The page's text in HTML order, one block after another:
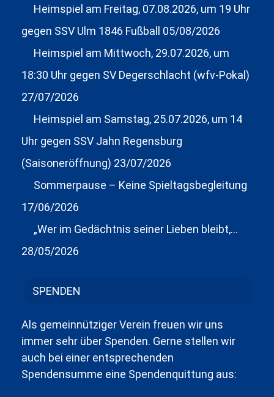
Heimspiel am Freitag, 07.08.2026, um 19 Uhr
gegen SSV Ulm 1846 Fußball
05/08/2026
Heimspiel am Mittwoch, 29.07.2026, um
18:30 Uhr gegen SV Degerschlacht (wfv-Pokal)
27/07/2026
Heimspiel am Samstag, 25.07.2026, um 14
Uhr gegen SSV Jahn Regensburg
(Saisoneröffnung) 23/07/2026
Sommerpause – Keine Spieltagsbegleitung
17/06/2026
„Wer im Gedächtnis seiner Lieben bleibt,…
28/05/2026
SPENDEN
Als gemeinnütziger Verein freuen wir uns
immer sehr über Spenden. Gerne stellen wir
auch bei einer entsprechenden
Spendensumme eine Spendenquittung aus: